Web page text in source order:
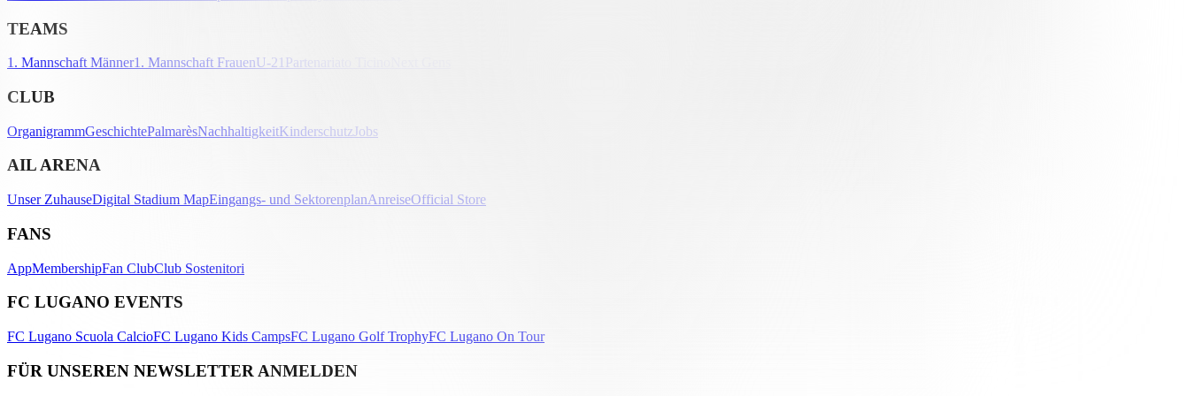
TEAMS
1. Mannschaft Männer1. Mannschaft FrauenU-21 Partenariato Ticino
CLUB
OrganigrammGeschichtePalmarèsNachhaltigkeitKinderschutzJobs
AIL ARENA
Unser ZuhauseDigital Stadium MapEingangs- und SektorenplanAnreiseOfficial Store
FANS
AppMembershipFan ClubClub Sostenitori
FC LUGANO EVENTS
FC Lugano Scuola CalcioFC Lugano Kids CampsFC Lugano Golf TrophyFC Lugano On Tour
FÜR UNSEREN NEWSLETTER ANMELDEN